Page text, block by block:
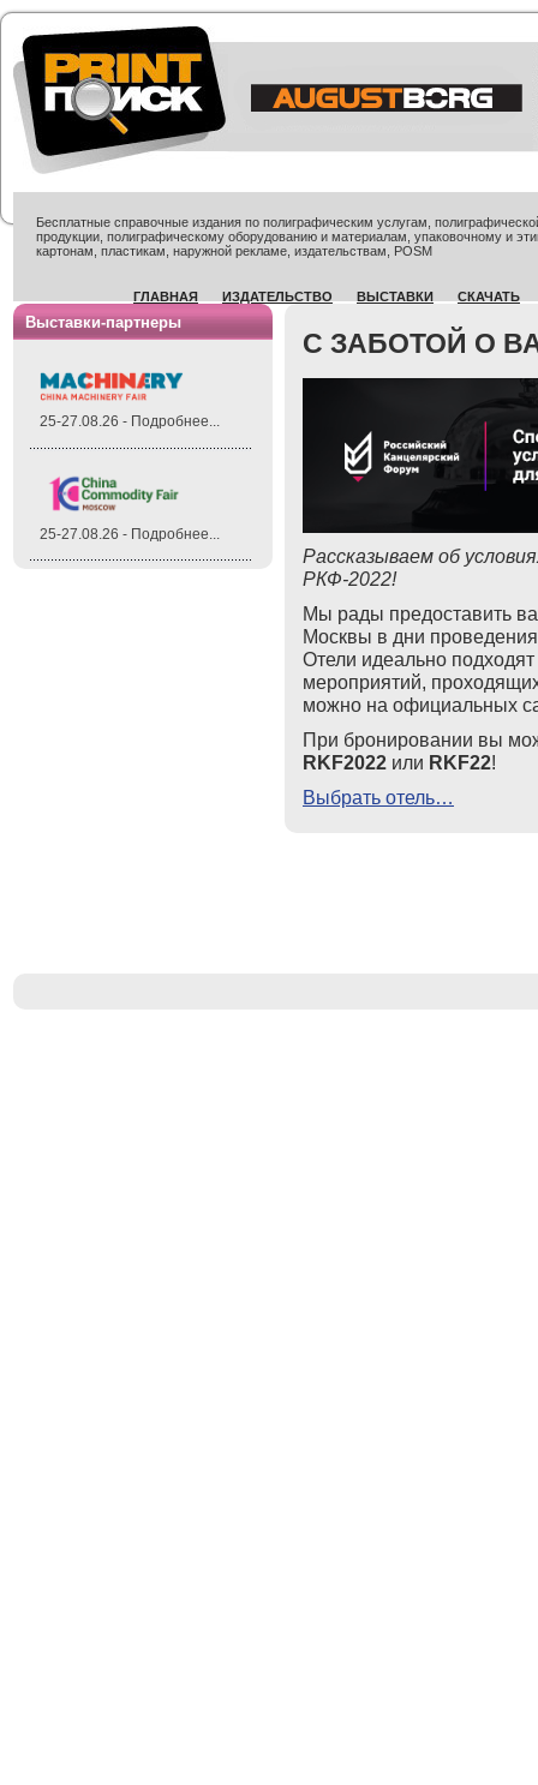
Бесплатные справочные издания по полиграфическим услугам,
продукции, полиграфическому оборудованию и материалам, упаковочному и
картонам, пластикам, наружной рекламе, издательствам, POSM
ГЛАВНАЯ ИЗДАТЕЛЬСТВО ВЫСТАВКИ СКАЧАТЬ
Выставки-партнеры
25-27.08.26 - Подробнее...
25-27.08.26 - Подробнее...
С ЗАБОТОЙ О
Рассказываем об
РКФ-2022!
Мы рады предоставить
Москвы в дни
Отели идеально
мероприятий,
можно на официальных
При бронировании вы
RKF2022 или RKF22!
Выбрать отель…